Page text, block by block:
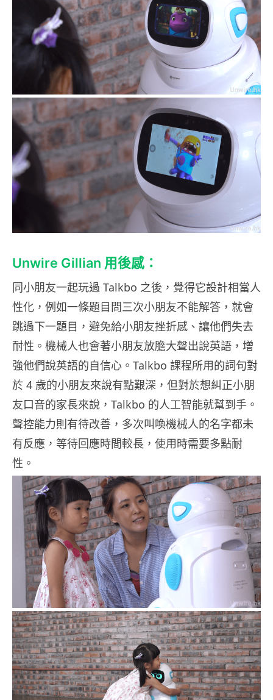
Unwire Gillian 用後感：
同小朋友一起玩過 Talkbo 之後，覺得它設計相當人
性化，例如一條題目問三次小朋友不能解答，就會
跳過下一題目，避免給小朋友挫折感、讓他們失去
耐性。機械人也會著小朋友放膽大聲出說英語，增
強他們說英語的自信心。Talkbo 課程所用的詞句對
於 4 歲的小朋友來說有點艱深，但對於想糾正小朋
友口音的家長來說，Talkbo 的人工智能就幫到手。
聲控能力則有待改善，多次叫喚機械人的名字都未
有反應，等待回應時間較長，使用時需要多點耐
性。